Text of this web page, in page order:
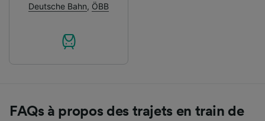
Deutsche Bahn, ÖBB
FAQs à propos des trajets en train de